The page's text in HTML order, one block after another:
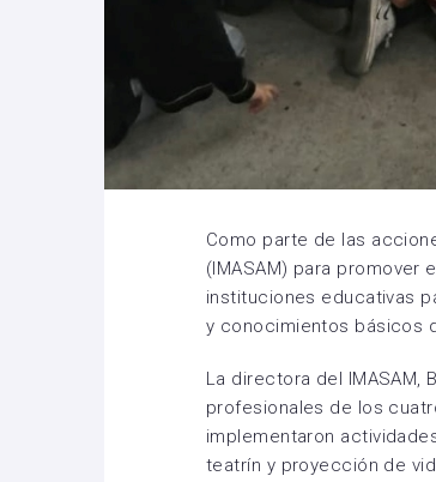
Como parte de las
(IMASAM) para promover
instituciones educativas
y conocimientos básicos
La directora del IMASAM,
profesionales de los
implementaron
teatrín y proyección de